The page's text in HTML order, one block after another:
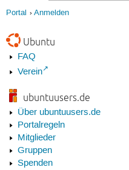
Portal Anmelden
Ubuntu
FAQ
Verein
ubuntuusers.de
Über ubuntuusers.de
Portalregeln
Mitglieder
Gruppen
Spenden